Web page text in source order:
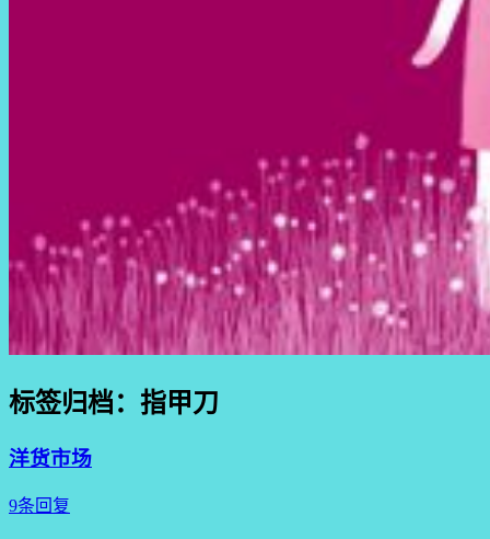
标签归档： 指甲刀
洋货市场
9条回复